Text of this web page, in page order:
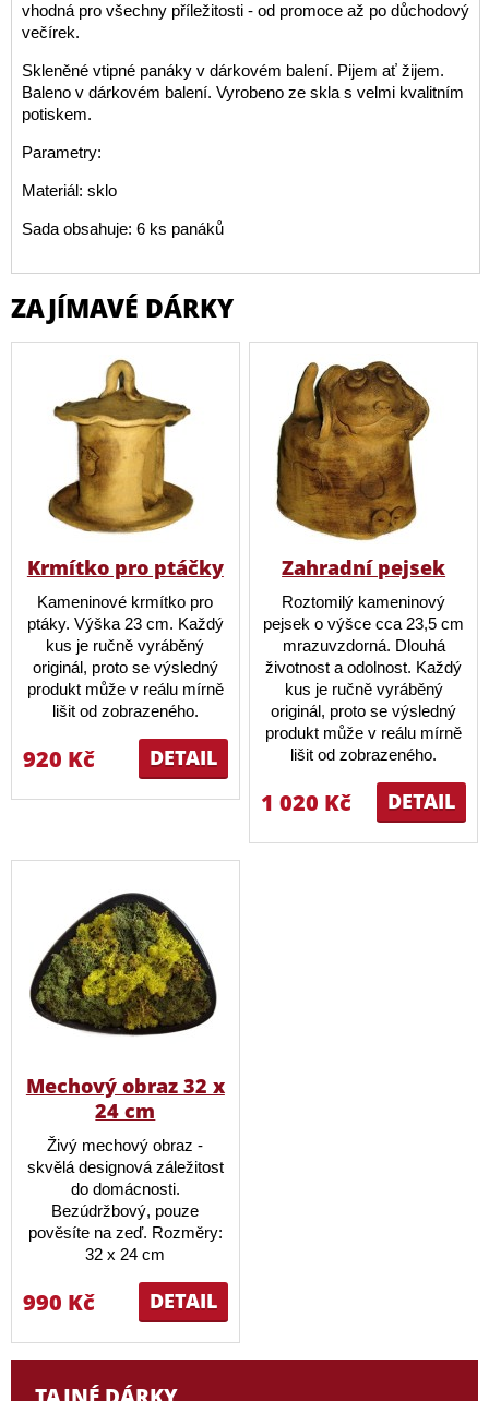
vhodná pro všechny příležitosti - od promoce až po důchodový
večírek.
Skleněné vtipné panáky v dárkovém balení. Pijem ať žijem.
Baleno v dárkovém balení. Vyrobeno ze skla s velmi kvalitním
potiskem.
Parametry:
Materiál: sklo
Sada obsahuje: 6 ks panáků
ZAJÍMAVÉ DÁRKY
Krmítko pro ptáčky
Kameninové krmítko pro
ptáky. Výška 23 cm. Každý
kus je ručně vyráběný
originál, proto se výsledný
produkt může v reálu mírně
lišit od zobrazeného.
DETAIL
920 Kč
Zahradní pejsek
Roztomilý kameninový
pejsek o výšce cca 23,5 cm
mrazuvzdorná. Dlouhá
životnost a odolnost. Každý
kus je ručně vyráběný
originál, proto se výsledný
produkt může v reálu mírně
lišit od zobrazeného.
DETAIL
1 020 Kč
Mechový obraz 32 x
24 cm
Živý mechový obraz -
skvělá designová záležitost
do domácnosti.
Bezúdržbový, pouze
pověsíte na zeď. Rozměry:
32 x 24 cm
DETAIL
990 Kč